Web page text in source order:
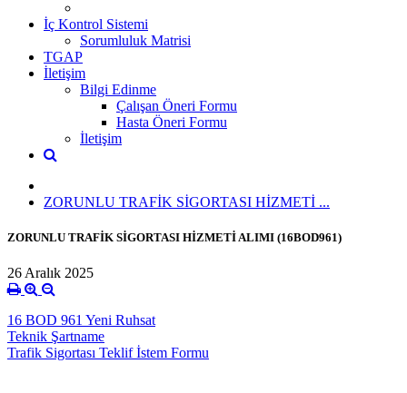
İç Kontrol Sistemi
Sorumluluk Matrisi
TGAP
İletişim
Bilgi Edinme
Çalışan Öneri Formu
Hasta Öneri Formu
İletişim
ZORUNLU TRAFİK SİGORTASI HİZMETİ ...
ZORUNLU TRAFİK SİGORTASI HİZMETİ ALIMI (16BOD961)
26 Aralık 2025
16 BOD 961 Yeni Ruhsat
Teknik Şartname
Trafik Sigortası Teklif İstem Formu